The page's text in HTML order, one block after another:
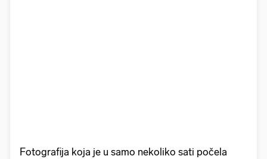
Fotografija koja je u samo nekoliko sati počela